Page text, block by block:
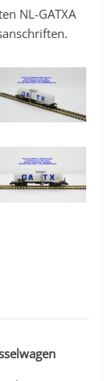
NL-GATXA